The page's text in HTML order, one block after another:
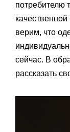
потребителю
верим, что
сейчас. В
рассказать